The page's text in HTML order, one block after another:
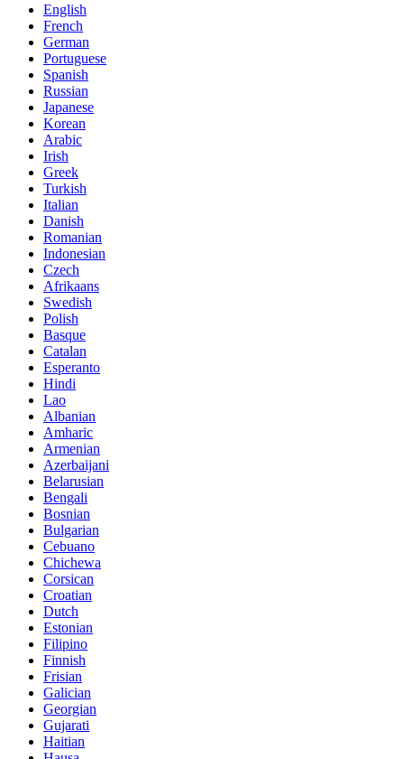
English
French
German
Portuguese
Spanish
Russian
Japanese
Korean
Arabic
Irish
Greek
Turkish
Italian
Danish
Romanian
Indonesian
Czech
Afrikaans
Swedish
Polish
Basque
Catalan
Esperanto
Hindi
Lao
Albanian
Amharic
Armenian
Azerbaijani
Belarusian
Bengali
Bosnian
Bulgarian
Cebuano
Chichewa
Corsican
Croatian
Dutch
Estonian
Filipino
Finnish
Frisian
Galician
Georgian
Gujarati
Haitian